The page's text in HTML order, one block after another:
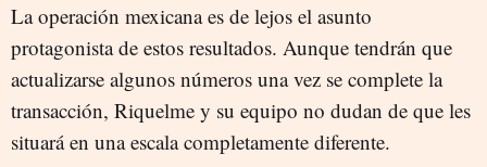
La operación mexicana es de lejos el asunto
protagonista de estos resultados. Aunque tendrán que
actualizarse algunos números una vez se complete la
transacción, Riquelme y su equipo no dudan de que les
situará en una escala completamente diferente.